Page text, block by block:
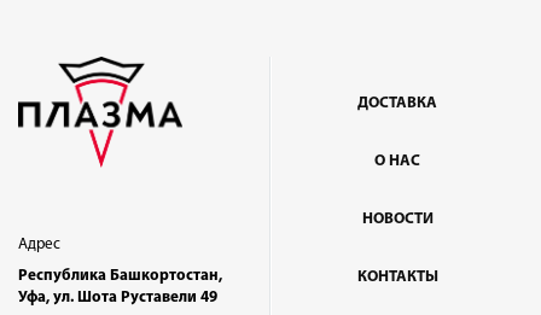
Адрес
Республика Башкортостан,
Уфа, ул. Шота Руставели 49
ДОСТАВКА
О НАС
НОВОСТИ
КОНТАКТЫ